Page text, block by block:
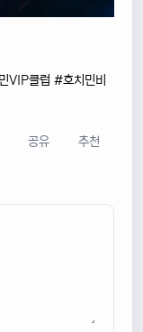
VIP클럽 #호치민비
공유 추천